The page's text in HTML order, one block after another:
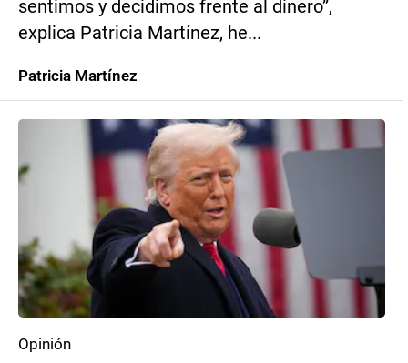
sentimos y decidimos frente al dinero”,
explica Patricia Martínez, he...
Patricia Martínez
Opinión